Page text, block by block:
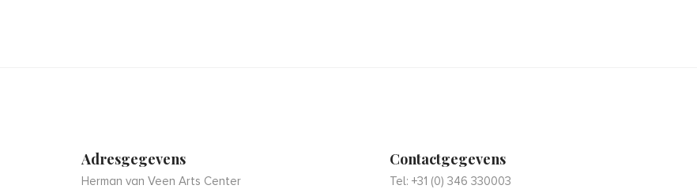
Adresgegevens
Herman van Veen Arts Center
Contactgegevens
Tel: +31 (0) 346 330003